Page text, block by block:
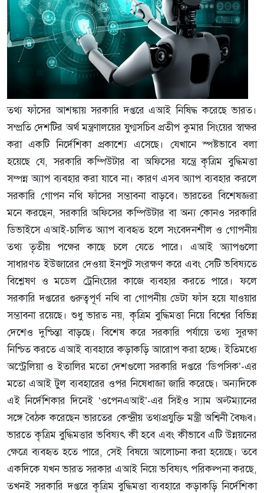
তথ্য ফাঁসের আশঙ্কায় সরকারি দপ্তরে এআই নিষিদ্ধ করেছে ভারত।
সম্প্রতি দেশটির অর্থ মন্ত্রণালয়ের যুগ্মসচিব প্রতীপ কুমার সিংয়ের স্বাক্ষর
করা একটি নির্দেশিকা প্রকাশ্যে এসেছে। যেখানে স্পষ্টভাবে বলা
হয়েছে যে, সরকারি কম্পিউটার বা অফিসের যন্ত্রে কৃত্রিম বুদ্ধিমত্তা
সম্পন্ন অ্যাপ ব্যবহার করা যাবে না। কারণ এসব অ্যাপ ব্যবহার করলে
সরকারি গোপন নথি ফাঁসের সম্ভাবনা বাড়বে। ভারতের বিশেষজ্ঞরা
মনে করছেন, সরকারি অফিসের কম্পিউটার বা অন্য কোনও সরকারি
ডিভাইসে এআই-চালিত অ্যাপ ব্যবহৃত হলে সংবেদনশীল ও গোপনীয়
তথ্য তৃতীয় পক্ষের কাছে চলে যেতে পারে। এআই অ্যাপগুলো
সাধারণত ইউজারের দেওয়া ইনপুট সংরক্ষণ করে এবং সেটি ভবিষ্যতে
বিশ্লেষণ ও মডেল ট্রেনিংয়ের কাজে ব্যবহার করতে পারে। ফলে
সরকারি দপ্তরের গুরুত্বপূর্ণ নথি বা গোপনীয় ডেটা ফাঁস হয়ে যাওয়ার
সম্ভাবনা রয়েছে। শুধু ভারত নয়, কৃত্রিম বুদ্ধিমত্তা নিয়ে বিশ্বের বিভিন্ন
দেশেও দুশ্চিন্তা বাড়ছে। বিশেষ করে সরকারি পর্যায়ে তথ্য সুরক্ষা
নিশ্চিত করতে এআই ব্যবহারে কড়াকড়ি আরোপ করা হচ্ছে। ইতিমধ্যে
অস্ট্রেলিয়া ও ইতালির মতো দেশগুলো সরকারি দপ্তরে ‘ডিপসিক’-এর
মতো এআই টুল ব্যবহারের ওপর নিষেধাজ্ঞা জারি করেছে। অন্যদিকে
এই নির্দেশিকার দিনেই ‘ওপেনএআই’-এর সিইও স্যাম অল্টম্যানের
সঙ্গে বৈঠক করেছেন ভারতের কেন্দ্রীয় তথ্যপ্রযুক্তি মন্ত্রী অশ্বিনী বৈষ্ণব।
ভারতে কৃত্রিম বুদ্ধিমত্তার ভবিষ্যৎ কী হবে এবং কীভাবে এটি উন্নয়নের
ক্ষেত্রে ব্যবহৃত হতে পারে, সেই বিষয়ে আলোচনা করা হয়েছে। তবে
একদিকে যখন ভারত সরকার এআই নিয়ে ভবিষ্যৎ পরিকল্পনা করছে,
তখনই সরকারি দপ্তরে কৃত্রিম বুদ্ধিমত্তা ব্যবহারে কড়াকড়ি নির্দেশিকা